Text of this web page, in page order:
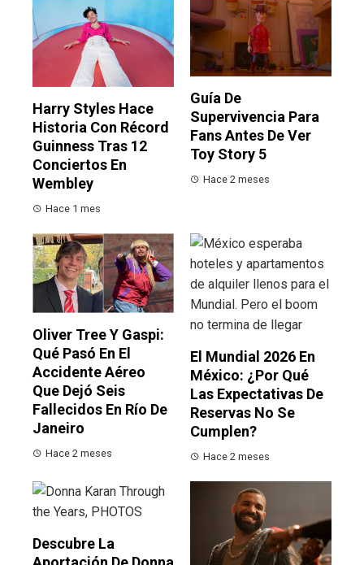
Harry Styles Hace
Historia Con Récord
Guinness Tras 12
Conciertos En
Wembley
Hace 1 mes
Guía De
Supervivencia Para
Fans Antes De Ver
Toy Story 5
Hace 2 meses
Oliver Tree Y Gaspi:
Qué Pasó En El
Accidente Aéreo
Que Dejó Seis
Fallecidos En Río De
Janeiro
Hace 2 meses
El Mundial 2026 En
México: ¿por Qué
Las Expectativas De
Reservas No Se
Cumplen?
Hace 2 meses
Descubre La